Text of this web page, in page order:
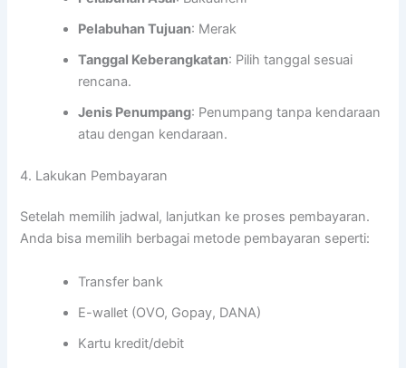
Pelabuhan Tujuan: Merak
Tanggal Keberangkatan: Pilih tanggal sesuai
rencana.
Jenis Penumpang: Penumpang tanpa kendaraan
atau dengan kendaraan.
4. Lakukan Pembayaran
Setelah memilih jadwal, lanjutkan ke proses pembayaran.
Anda bisa memilih berbagai metode pembayaran seperti:
Transfer bank
E-wallet (OVO, Gopay, DANA)
Kartu kredit/debit